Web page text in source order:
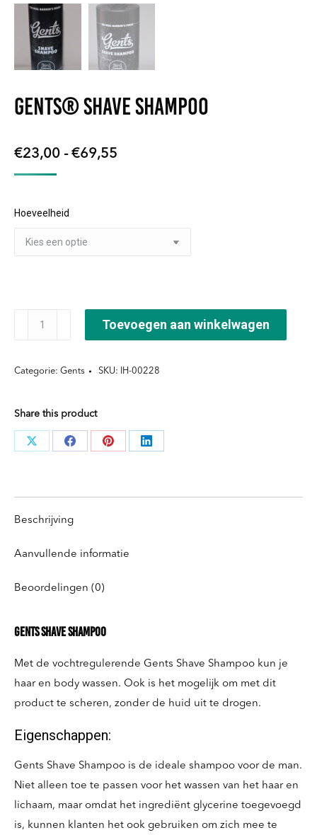
GENTS® Shave Shampoo
€23,00 - €69,55
Hoeveelheid
GENTS®
Shave
aantal
Toevoegen aan winkelwagen
Categorie: Gents SKU: IH-00228
Share this product
Deel
Deel
Deel
Deel
Beschrijving
Aanvullende informatie
Beoordelingen (0)
Gents Shave Shampoo
Met de vochtregulerende Gents Shave Shampoo kun je
haar en body wassen. Ook is het mogelijk om met dit
product te scheren, zonder de huid uit te drogen.
Eigenschappen:
Gents Shave Shampoo is de ideale shampoo voor de man.
Niet alleen toe te passen voor het wassen van het haar en
lichaam, maar omdat het ingrediënt glycerine toegevoegd
is, kunnen klanten het ook gebruiken om zich mee te